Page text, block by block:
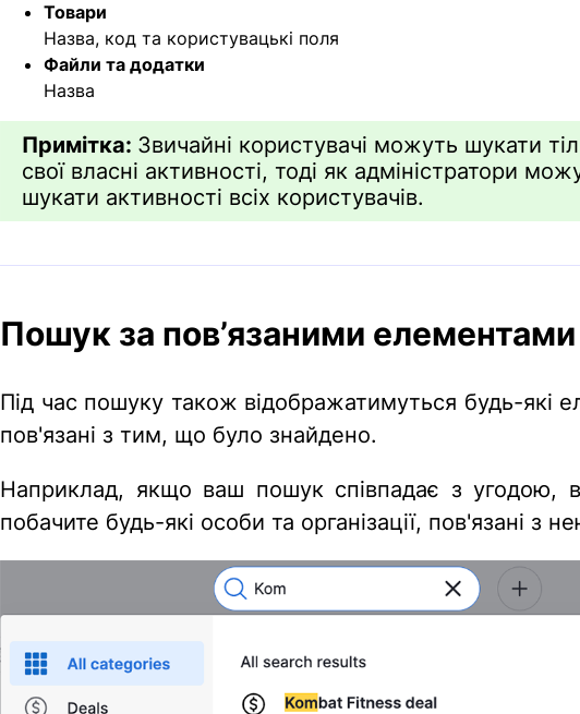
Товари
Назва, код та користувацькі поля
Файли та додатки
Назва
Примітка: Звичайні користувачі можуть шукати
свої власні активності, тоді як адміністратори
шукати активності всіх користувачів.
Пошук за пов’язаними елементами
Під час пошуку також відображатимуться будь-які
пов'язані з тим, що було знайдено.
Наприклад, якщо ваш пошук співпадає з угодою,
побачите будь-які особи та організації, пов'язані з